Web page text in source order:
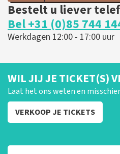
Bestelt u liever
Bel +31 (0)85 744
Werkdagen 12:00 - 17:00 uur
WIL JIJ JE TICKET(S)
Laat het ons weten en
VERKOOP JE TICKETS